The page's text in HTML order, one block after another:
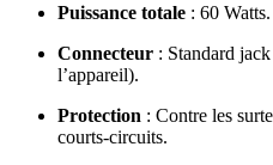
Puissance totale : 60 Watts.
Connecteur : Standard
l’appareil).
Protection : Contre les
courts-circuits.